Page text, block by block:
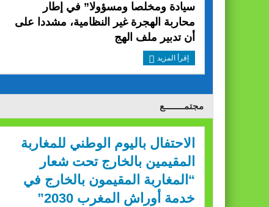
سيادة ومخلصا ومسؤولا” في إطار
محاربة الهجرة غير النظامية، مشددا على
أن تدبير ملف الهج
إقرأ المزيد
مجتمــــــــع
الاحتفال باليوم الوطني للمغاربة
المقيمين بالخارج تحت شعار
“المغاربة المقيمون بالخارج في
خدمة أوراش المغرب 2030”